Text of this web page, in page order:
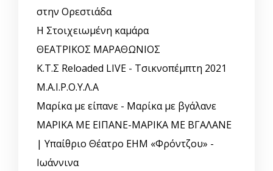
στην Ορεστιάδα
Η Στοιχειωμένη καμάρα
ΘΕΑΤΡΙΚΟΣ ΜΑΡΑΘΩΝΙΟΣ
Κ.Τ.Σ Reloaded LIVE - Τσικνοπέμπτη 2021
Μ.Α.Ι.Ρ.Ο.Υ.Λ.Α
Μαρίκα με είπανε - Μαρίκα με βγάλανε
ΜΑΡΙΚΑ ΜΕ ΕΙΠΑΝΕ-ΜΑΡΙΚΑ ΜΕ ΒΓΑΛΑΝΕ
| Υπαίθριο Θέατρο ΕΗΜ «Φρόντζου» -
Ιωάννινα